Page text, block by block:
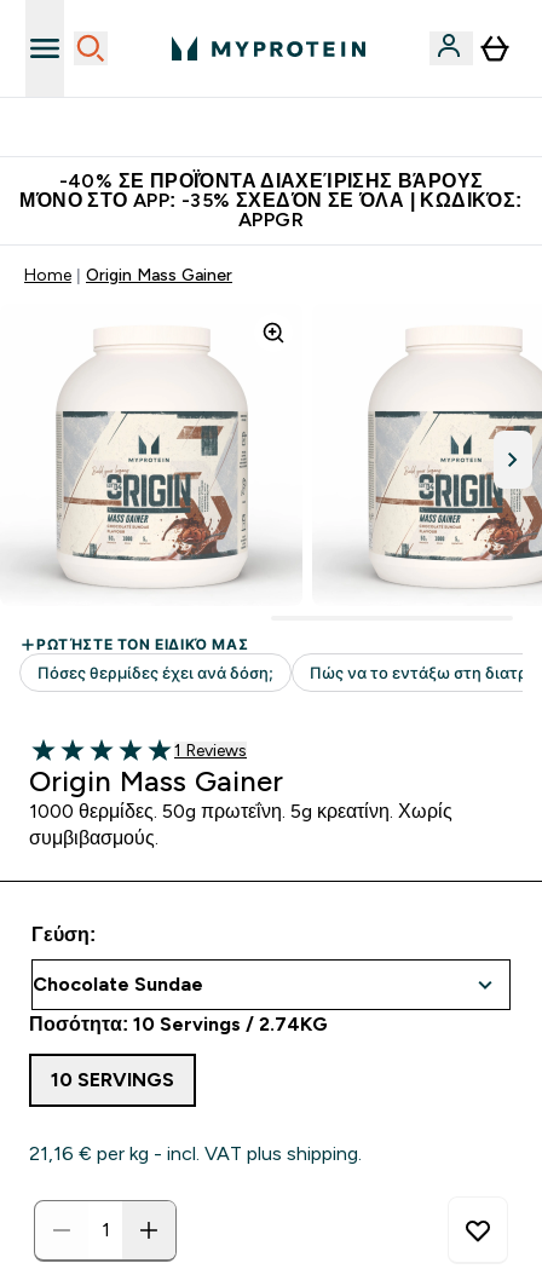
-40% ΣΕ ΠΡΟΪΌΝΤΑ ΔΙΑΧΕΊΡΙΣΗΣ ΒΆΡΟΥΣ
ΜΌΝΟ ΣΤΟ APP: -35% ΣΧΕΔΌΝ ΣΕ ΌΛΑ | ΚΩΔΙΚΌΣ:
APPGR
Home Origin Mass Gainer
5 out of 5 stars
1 customer reviews
1 Reviews
Origin Mass Gainer
1000 θερμίδες. 50g πρωτεΐνη. 5g κρεατίνη. Χωρίς
συμβιβασμούς.
Γεύση:
Ποσότητα: 10 Servings / 2.74KG
10 SERVINGS
21,16 €‎ per kg - incl. VAT plus shipping.